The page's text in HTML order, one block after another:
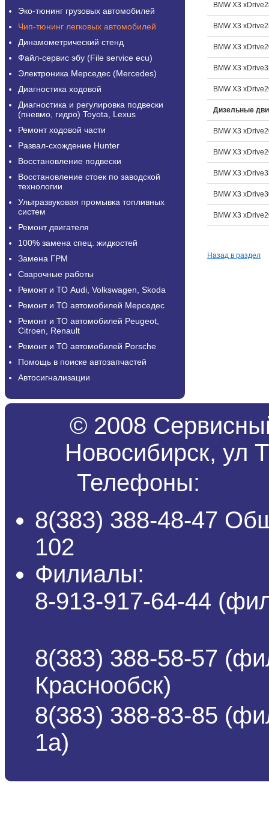
Эко-тюнинг грузовых автомобилей
Чип-тюнинг легковых автомобилей
Динамометрический стенд
Файл-сервис эбу (File service ecu)
Электроника Мерседес (Mercedes)
Диагностика ходовой
Диагностика и регулировка подвески
(пневмо, гидро) Toyota, Lexus
Ремонт ходовой части
Развал-схождение Hunter
Восстановление подвески
Восстановление стоек по заводской
технологии
Ультразвуковая промывка топливных
систем
Ремонт двигателя
100% замена спец. жидкостей
Замена ГРМ
Сварочные работы
Ремонт и ТО Audi, Volkswagen, Skoda
Ремонт и ТО автомобилей Мерседес
Ремонт и ТО автомобилей Peugeot,
Citroen, Renault
Ремонт и ТО автомобилей Porsche
Помощь в поиске автозапчастей
Автосигнализации
BMW X3
BMW X3
BMW X3
BMW X3
BMW X3
Дизельные
BMW X3
BMW X3
BMW X3
BMW X3
BMW X3
Назад в раздел
© 2008
Новосибирск, ул
Телефоны:
8(383) 388-48-47
102
Филиалы:
8-913-917-64-44
8(383) 388-58-57
Краснообск)
8(383) 388-83-85
1а)